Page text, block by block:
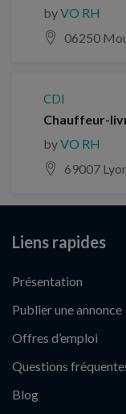
byVO RH
06250
CDI
Chauffeur-
byVO RH
69007
Liens rapides
Présentation
Publier une annonce
Offres d’emploi
Questions
Blog